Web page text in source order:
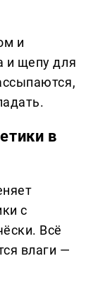
и
и щепу для
в
с
Всё
влаги —